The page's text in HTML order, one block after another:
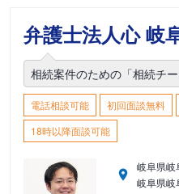
弁護士法人心 岐
相続案件のための「相続チ
電話相談可能 初回面談無料
18時以降面談可能
岐阜県岐
岐阜県岐